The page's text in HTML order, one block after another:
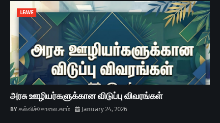
LEAVE
அரசு ஊழியர்களுக்கான விடுப்பு விவரங்கள்
கல்விச்சோலை.காம் January 24, 2026